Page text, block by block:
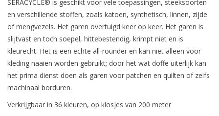
SERACYCLE® is geschikt voor vele toepassingen, steeksoorten
en verschillende stoffen, zoals katoen, synthetisch, linnen, zijde
of mengvezels. Het garen overtuigd keer op keer. Het garen is
slijtvast en toch soepel, hittebestendig, krimpt niet en is
kleurecht. Het is een echte all-rounder en kan niet alleen voor
kleding naaien worden gebruikt; door het wat doffe uiterlijk kan
het prima dienst doen als garen voor patchen en quilten of zelfs
machinaal borduren.
Verkrijgbaar in 36 kleuren, op klosjes van 200 meter